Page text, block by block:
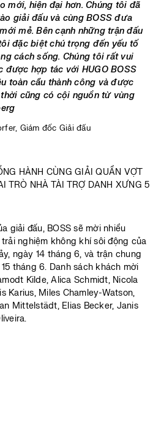
mới, hiện đại hơn. Chúng tôi đã
giải đấu và cùng BOSS đưa
mẻ. Bên cạnh những trận đấu
đặc biệt chú trọng đến yếu tố
cách sống. Chúng tôi rất vui
được hợp tác với HUGO BOSS
toàn cầu thành công và được
cũng có cội nguồn từ vùng
Giám đốc Giải đấu
giải đấu, BOSS sẽ mời nhiều
nghiệm không khí sôi động của
ngày 14 tháng 6, và trận chung
tháng 6. Danh sách khách mời
Kilde, Alica Schmidt, Nicola
Karius, Miles Chamley-Watson,
Mittelstädt, Elias Becker, Janis